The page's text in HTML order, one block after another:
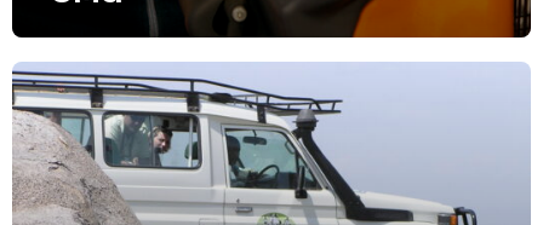
Relations presse et digital pour le
Création de supports
Digital & Community Management
Relations Presse